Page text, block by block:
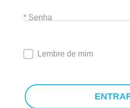
* Senha
Lembre de mim